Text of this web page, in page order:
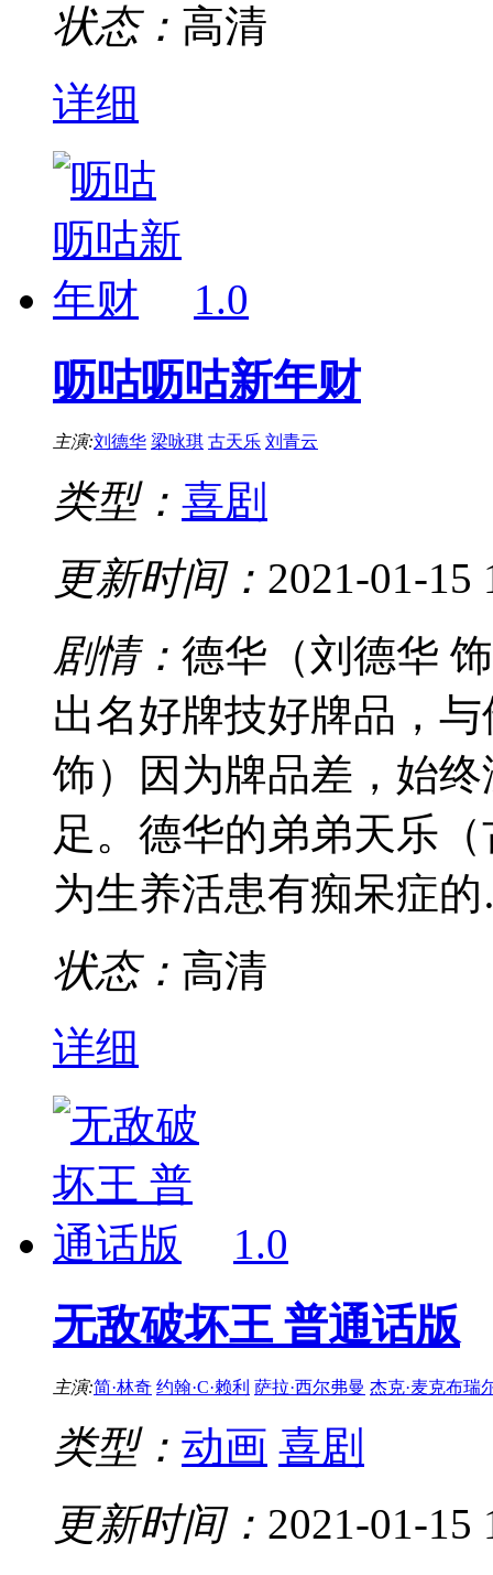
状态： 高清
详细
1.0
呖咕呖咕新年财
主演:刘德华 梁咏琪 古天乐 刘青云
类型： 喜剧
更新时间： 2021-01-15
剧情： 德华（刘德华
出名好牌技好牌品，
饰）因为牌品差，始
足。德华的弟弟天乐
为生养活患有痴呆症
状态： 高清
详细
1.0
无敌破坏王 普通话版
主演:简·林奇 约翰·C·赖利 萨拉·西尔弗曼 杰克·麦克布瑞
类型： 动画 喜剧
更新时间： 2021-01-15